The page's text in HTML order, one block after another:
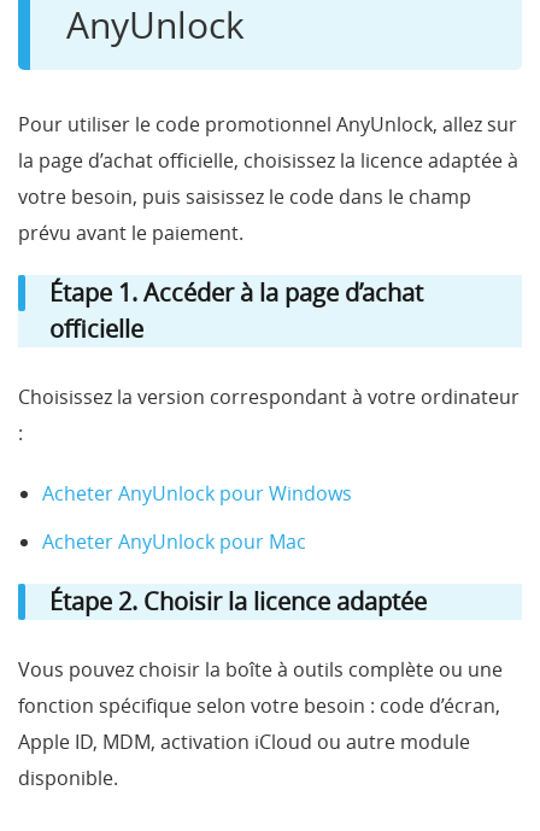
AnyUnlock
Pour utiliser le code promotionnel AnyUnlock, allez sur
la page d’achat officielle, choisissez la licence adaptée à
votre besoin, puis saisissez le code dans le champ
prévu avant le paiement.
Étape 1. Accéder à la page d’achat
officielle
Choisissez la version correspondant à votre ordinateur
:
Acheter AnyUnlock pour Windows
Acheter AnyUnlock pour Mac
Étape 2. Choisir la licence adaptée
Vous pouvez choisir la boîte à outils complète ou une
fonction spécifique selon votre besoin : code d’écran,
Apple ID, MDM, activation iCloud ou autre module
disponible.